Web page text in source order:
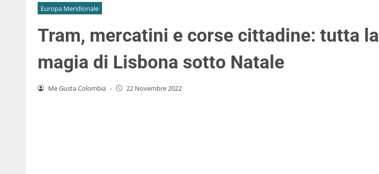
Europa Meridionale
Tram, mercatini e corse cittadine: tutta la
magia di Lisbona sotto Natale
Me Gusta Colombia - 22 Novembre 2022